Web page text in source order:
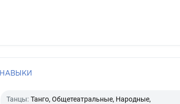
НАВЫКИ
Танцы: Танго, Общетеатральные, Народные,